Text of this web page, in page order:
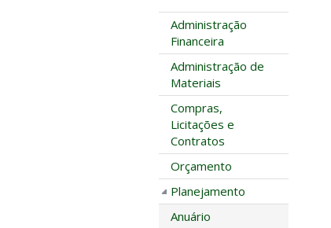
Administração
Financeira
Administração de
Materiais
Compras,
Licitações e
Contratos
Orçamento
Planejamento
Anuário